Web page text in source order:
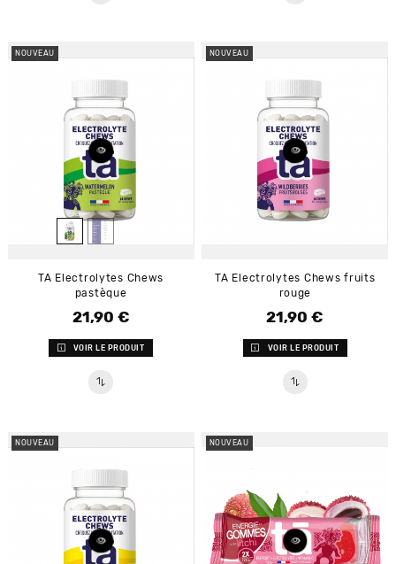
NOUVEAU
TA Electrolytes Chews
pastèque
Prix
21,90 €
VOIR LE PRODUIT
NOUVEAU
TA Electrolytes Chews fruits
rouge
Prix
21,90 €
VOIR LE PRODUIT
NOUVEAU NOUVEAU